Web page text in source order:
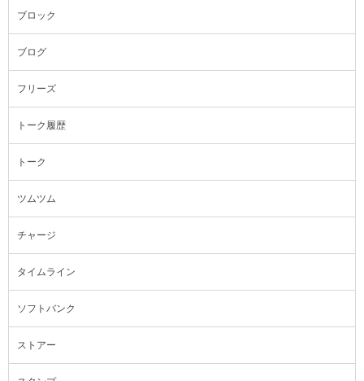
ブロック
ブログ
フリーズ
トーク履歴
トーク
ツムツム
チャージ
タイムライン
ソフトバンク
ストアー